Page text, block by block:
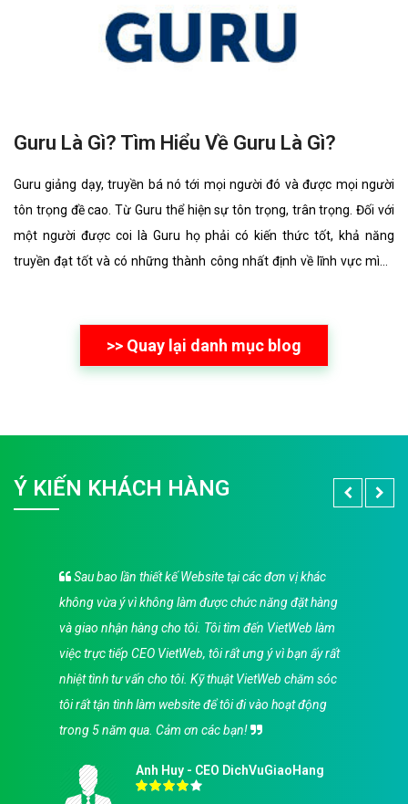
Guru Là Gì? Tìm Hiểu Về Guru Là Gì?
Guru giảng dạy, truyền bá nó tới mọi người đó và được mọi người
tôn trọng đề cao. Từ Guru thể hiện sự tôn trọng, trân trọng. Đối với
một người được coi là Guru họ phải có kiến thức tốt, khả năng
truyền đạt tốt và có những thành công nhất định về lĩnh vực mình
>> Quay lại danh mục blog
Ý KIẾN KHÁCH HÀNG
Sau bao lần thiết kế Website tại các đơn vị khác
không vừa ý vì không làm được chức năng đặt hàng
và giao nhận hàng cho tôi. Tôi tìm đến VietWeb làm
việc trực tiếp CEO VietWeb, tôi rất ưng ý vì bạn ấy rất
nhiệt tình tư vấn cho tôi. Kỹ thuật VietWeb chăm sóc
tôi rất tận tình làm website để tôi đi vào hoạt động
trong 5 năm qua. Cảm ơn các bạn!
Anh Huy - CEO DichVuGiaoHang